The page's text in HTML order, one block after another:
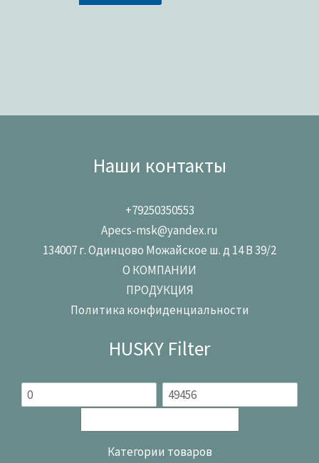
Наши контакты
+79250350553
Apecs-msk@yandex.ru
134007 г. Одинцово Можайское ш. д 14 В 39/2
О КОМПАНИИ
ПРОДУКЦИЯ
Политика конфиденциальности
HUSKY Filter
Категории товаров